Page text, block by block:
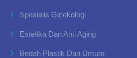
Spesialis Ginekologi
Estetika Dan Anti Aging
Bedah Plastik Dan Umum